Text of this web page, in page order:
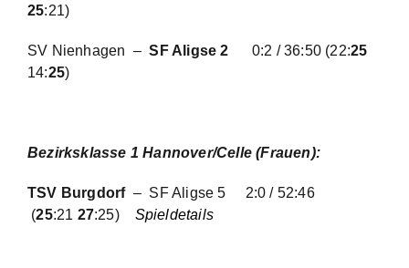
25:21)
SV Nienhagen –SF Aligse 2 0:2 / 36:50 (22:25
14:25)
Bezirksklasse 1 Hannover/Celle (Frauen):
TSV Burgdorf– SF Aligse 5 2:0 / 52:46
(25:21 27:25) Spieldetails